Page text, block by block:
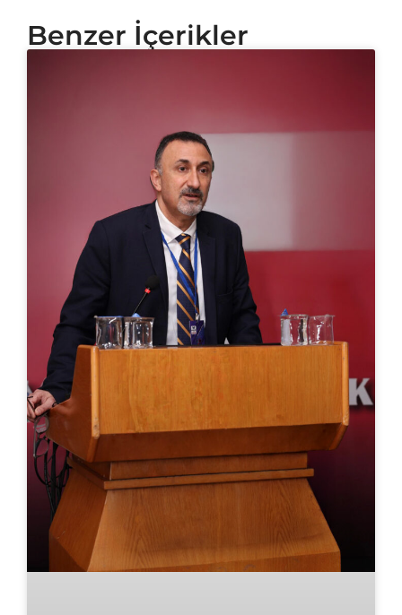
Benzer İçerikler